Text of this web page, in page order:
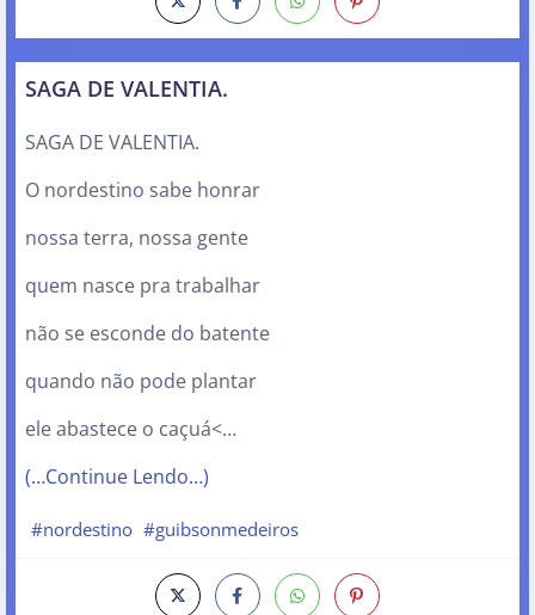
SAGA DE VALENTIA.
SAGA DE VALENTIA.
O nordestino sabe honrar
nossa terra, nossa gente
quem nasce pra trabalhar
não se esconde do batente
quando não pode plantar
ele abastece o caçuá<…
(…Continue Lendo…)
#nordestino #guibsonmedeiros